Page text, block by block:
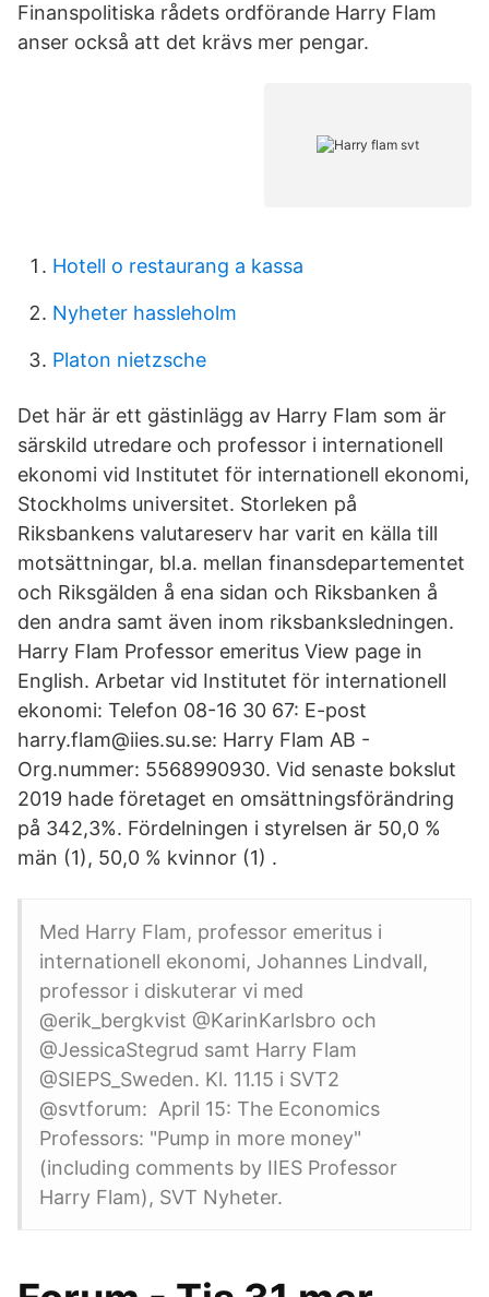
Finanspolitiska rådets ordförande Harry Flam
anser också att det krävs mer pengar.
Hotell o restaurang a kassa
Nyheter hassleholm
Platon nietzsche
Det här är ett gästinlägg av Harry Flam som är
särskild utredare och professor i internationell
ekonomi vid Institutet för internationell ekonomi,
Stockholms universitet. Storleken på
Riksbankens valutareserv har varit en källa till
motsättningar, bl.a. mellan finansdepartementet
och Riksgälden å ena sidan och Riksbanken å
den andra samt även inom riksbanksledningen.
Harry Flam Professor emeritus View page in
English. Arbetar vid Institutet för internationell
ekonomi: Telefon 08-16 30 67: E-post
harry.flam@iies.su.se: Harry Flam AB -
Org.nummer: 5568990930. Vid senaste bokslut
2019 hade företaget en omsättningsförändring
på 342,3%. Fördelningen i styrelsen är 50,0 %
män (1), 50,0 % kvinnor (1) .
Med Harry Flam, professor emeritus i
internationell ekonomi, Johannes Lindvall,
professor i diskuterar vi med
@erik_bergkvist @KarinKarlsbro och
@JessicaStegrud samt Harry Flam
@SIEPS_Sweden. Kl. 11.15 i SVT2
@svtforum: April 15: The Economics
Professors: "Pump in more money"
(including comments by IIES Professor
Harry Flam), SVT Nyheter.